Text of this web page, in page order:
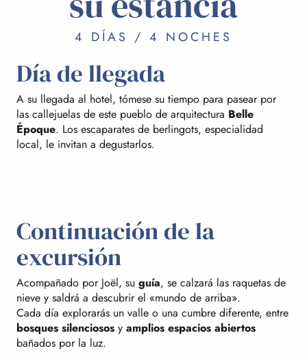
4 DÍAS / 4 NOCHES
Día de llegada
A su llegada al hotel, tómese su tiempo para pasear por
las callejuelas de este pueblo de arquitectura Belle
Époque. Los escaparates de berlingots, especialidad
local, le invitan a degustarlos.
Continuación de la
excursión
Acompañado por Joël, su guía, se calzará las raquetas de
nieve y saldrá a descubrir el «mundo de arriba».
Cada día explorarás un valle o una cumbre diferente, entre
bosques silenciosos y amplios espacios abiertos
bañados por la luz.